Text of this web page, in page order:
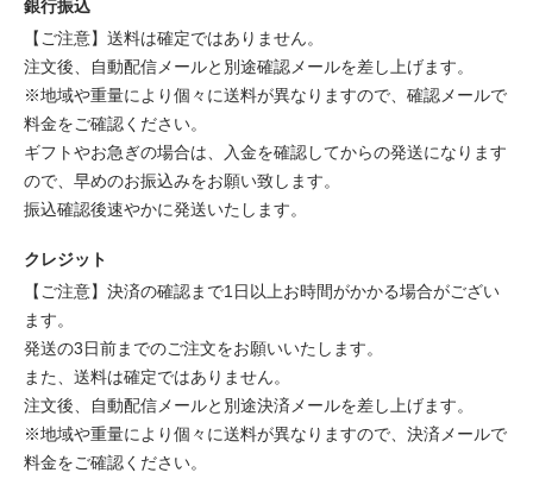
銀行振込
【ご注意】送料は確定ではありません。
注文後、自動配信メールと別途確認メールを差し上げます。
※地域や重量により個々に送料が異なりますので、確認メールで
料金をご確認ください。
ギフトやお急ぎの場合は、入金を確認してからの発送になります
ので、早めのお振込みをお願い致します。
振込確認後速やかに発送いたします。
クレジット
【ご注意】決済の確認まで1日以上お時間がかかる場合がござい
ます。
発送の3日前までのご注文をお願いいたします。
また、送料は確定ではありません。
注文後、自動配信メールと別途決済メールを差し上げます。
※地域や重量により個々に送料が異なりますので、決済メールで
料金をご確認ください。